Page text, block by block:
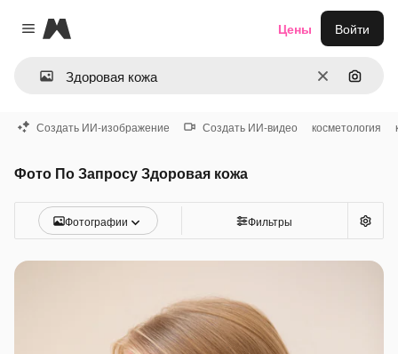
Close menu
Magnific
ОчиститьПоиск
Цены Войти
Создать ИИ-изображение Создать ИИ-видео косметология
Фото По Запросу Здоровая кожа
Фотографии Фильтры